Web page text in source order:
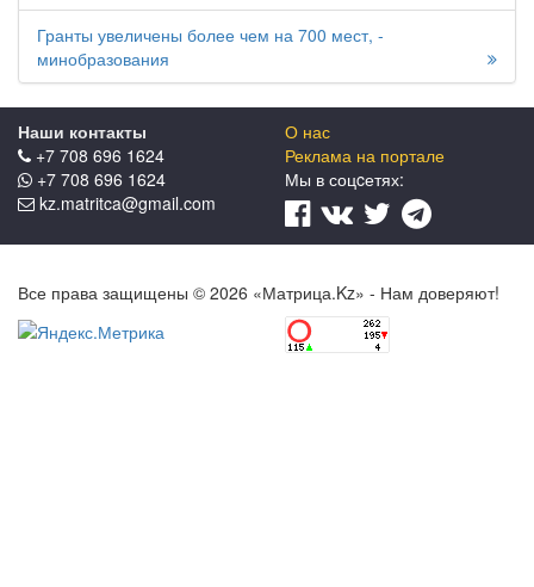
Гранты увеличены более чем на 700 мест, -
минобразования
Наши контакты
+7 708 696 1624
+7 708 696 1624
kz.matritca@gmail.com
О нас
Реклама на портале
Мы в соцcетях:
Все права защищены © 2026 «Матрица.Kz» - Нам доверяют!